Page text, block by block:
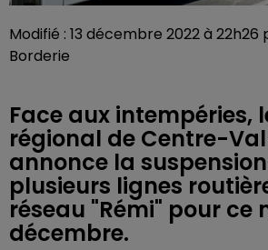
Modifié : 13 décembre 2022 à 22h26
Borderie
Face aux intempéries,
régional de Centre-
annonce la
plusieurs lignes
réseau "Rémi" pour ce
décembre.